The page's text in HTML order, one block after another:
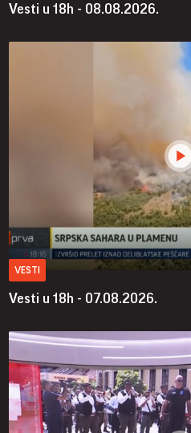
Vesti u 18h - 08.08.2026.
VESTI
Vesti u 18h - 07.08.2026.